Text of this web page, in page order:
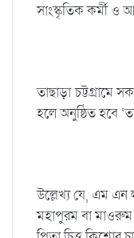
সাংস্কৃতিক কর্মী ও
তাছাড়া চট্টগ্রামে
হলে অনুষ্ঠিত হবে
উল্লেখ্য যে, এম এন
মহাপুরম বা মাওরুম